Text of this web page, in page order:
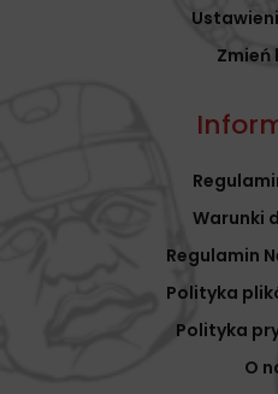
Zmień
Warunki
Regulamin
Polityka
Polityka
O